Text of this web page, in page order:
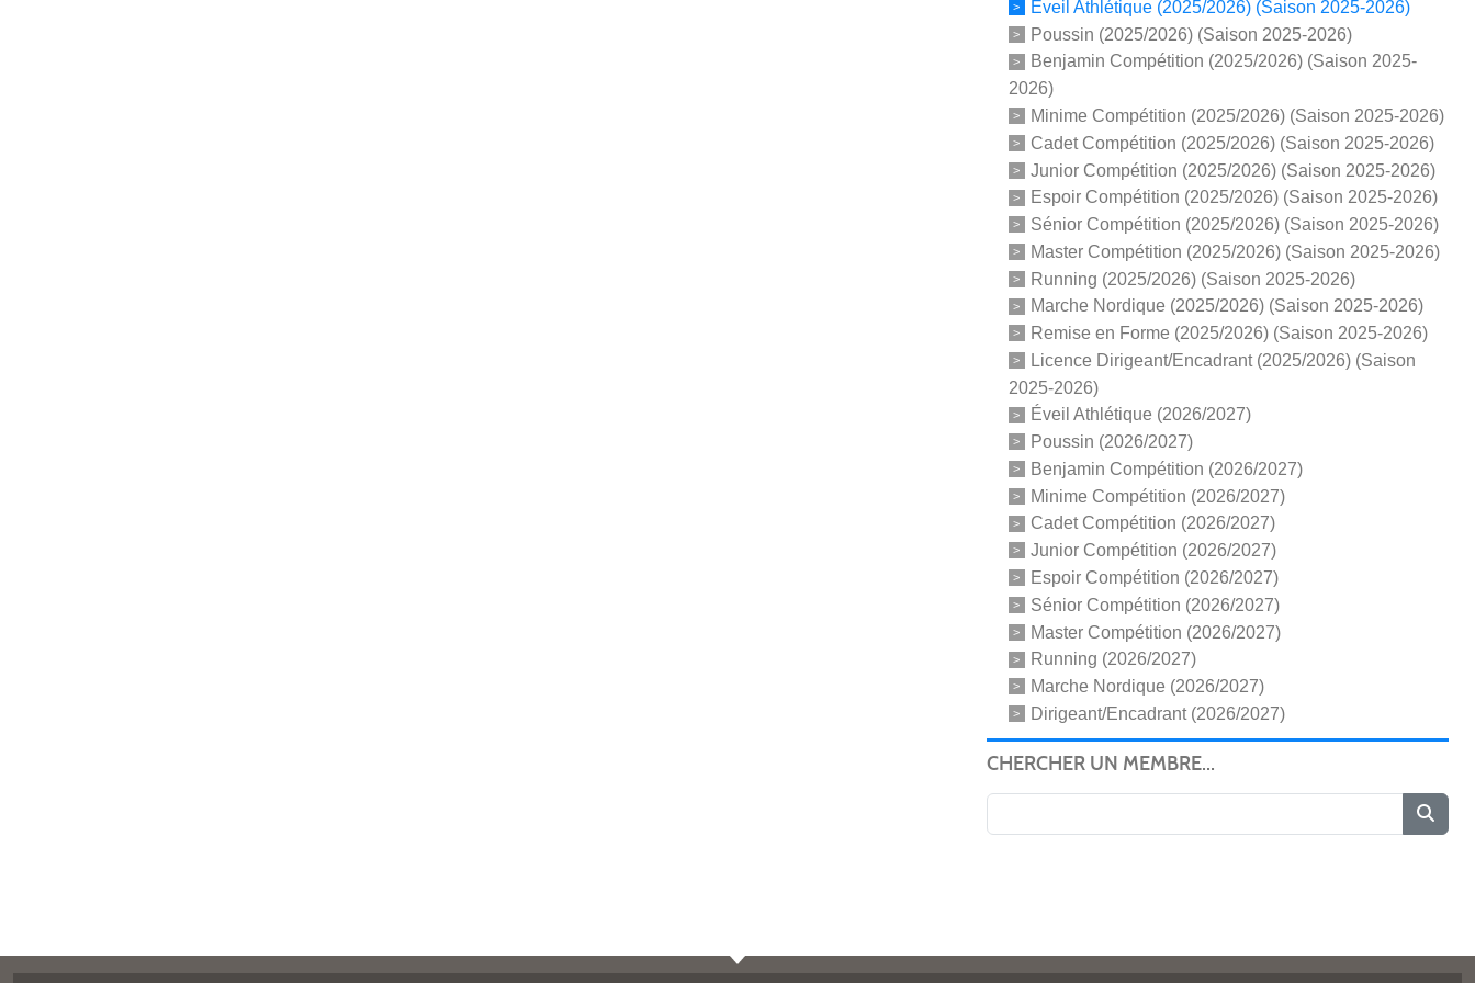
Éveil Athlétique (2025/2026) (Saison 2025-2026)
Poussin (2025/2026) (Saison 2025-2026)
Benjamin Compétition (2025/2026) (Saison 2025-
2026)
Minime Compétition (2025/2026) (Saison 2025-2026)
Cadet Compétition (2025/2026) (Saison 2025-2026)
Junior Compétition (2025/2026) (Saison 2025-2026)
Espoir Compétition (2025/2026) (Saison 2025-2026)
Sénior Compétition (2025/2026) (Saison 2025-2026)
Master Compétition (2025/2026) (Saison 2025-2026)
Running (2025/2026) (Saison 2025-2026)
Marche Nordique (2025/2026) (Saison 2025-2026)
Remise en Forme (2025/2026) (Saison 2025-2026)
Licence Dirigeant/Encadrant (2025/2026) (Saison
2025-2026)
Éveil Athlétique (2026/2027)
Poussin (2026/2027)
Benjamin Compétition (2026/2027)
Minime Compétition (2026/2027)
Cadet Compétition (2026/2027)
Junior Compétition (2026/2027)
Espoir Compétition (2026/2027)
Sénior Compétition (2026/2027)
Master Compétition (2026/2027)
Running (2026/2027)
Marche Nordique (2026/2027)
Dirigeant/Encadrant (2026/2027)
CHERCHER UN MEMBRE...